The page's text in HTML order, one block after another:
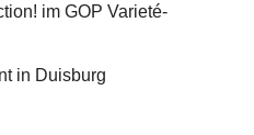
im GOP Varieté-
in Duisburg